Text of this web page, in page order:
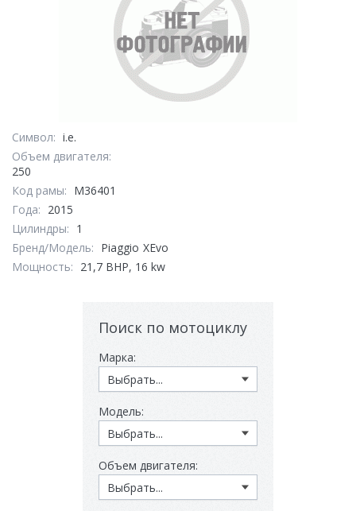
Символ: i.e.
Объем двигателя:
250
Код рамы: M36401
Года: 2015
Цилиндры: 1
Бренд/Модель: Piaggio XEvo
Мощность: 21,7 BHP, 16 kw
Поиск по мотоциклу
Марка:
Модель:
Объем двигателя: